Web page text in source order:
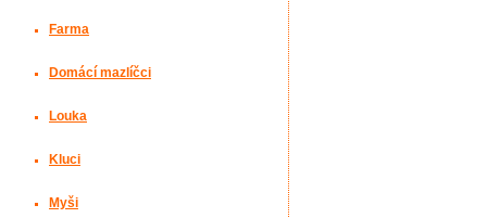
Farma
Domácí mazlíčci
Louka
Kluci
Myši